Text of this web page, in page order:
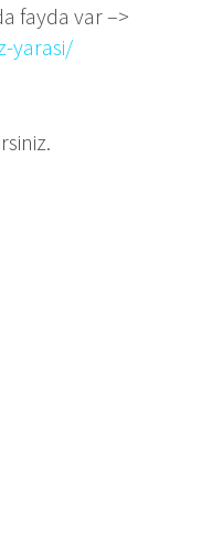
fayda var –>
yarasi/